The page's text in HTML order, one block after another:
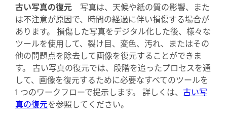
古い写真の復元
写真は、天候や紙の質の影響、また
は不注意が原因で、時間の経過に伴い損傷する場合が
あります。 損傷した写真をデジタル化した後、様々な
ツールを使用して、裂け目、変色、汚れ、またはその
他の問題点を除去して画像を復元することができま
す。 古い写真の復元では、段階を追ったプロセスを通
して、画像を復元するために必要なすべてのツールを
1 つのワークフローで提示します。 詳しくは、 古い写
真の復元を参照してください。